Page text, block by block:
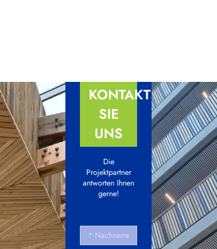
KONTAKTIEREN
SIE
UNS
Die
Projektpartner
antworten Ihnen
gerne!